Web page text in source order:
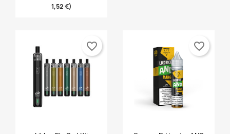
Aggiungi alla lista dei desideri
Crea lista dei desideri
Nome lista dei desideri
((modalTitle))
((confirmMessage))
((cancelText))
Accedi
Devi avere effettuato l'accesso per salvare dei
prodotti nella tua lista dei desideri.
1,52 €)
favorite_border favorite_border